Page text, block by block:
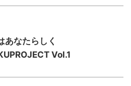
あなたらしく
Vol.1